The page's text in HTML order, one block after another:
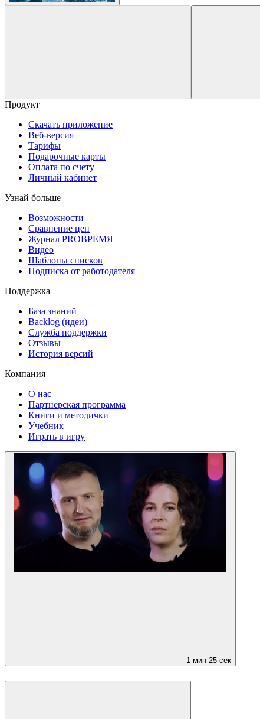
Продукт
Скачать приложение
Веб-версия
Тарифы
Подарочные карты
Оплата по счету
Личный кабинет
Узнай больше
Возможности
Сравнение цен
Журнал PROВРЕМЯ
Видео
Шаблоны списков
Подписка от работодателя
Поддержка
База знаний
Backlog (идеи)
Служба поддержки
Отзывы
История версий
Компания
О нас
Партнерская программа
Книги и методички
Учебник
Играть в игру
1 мин 25 сек